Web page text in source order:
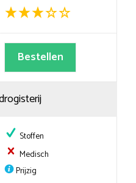
Bestellen
Stoffen
Medisch
Prijzig